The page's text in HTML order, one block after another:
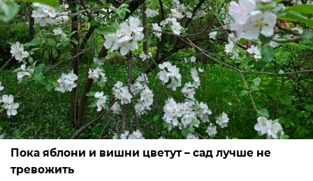
Пока яблони и вишни цветут – сад лучше не
тревожить